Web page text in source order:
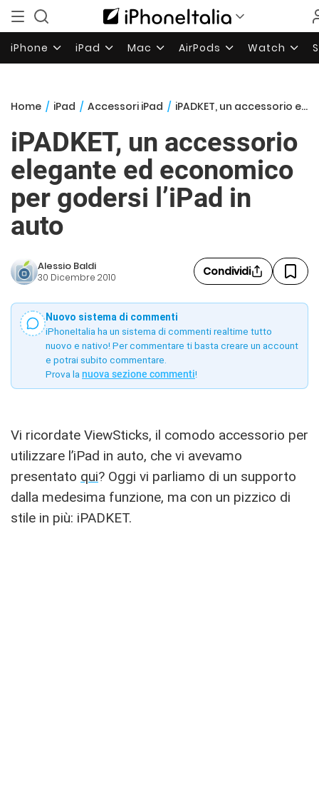
iPhone iPad Mac AirPods Watch
Home / iPad / Accessori iPad / iPADKET, un accessorio elegante ed economico per godersi l’iPad in auto
iPADKET, un accessorio
elegante ed economico
per godersi l’iPad in
auto
Alessio Baldi
30 Dicembre 2010 Condividi
Nuovo sistema di commenti
iPhoneItalia ha un sistema di commenti realtime tutto
nuovo e nativo! Per commentare ti basta creare un account
e potrai subito commentare.
Prova la nuova sezione commenti!
Vi ricordate ViewSticks, il comodo accessorio per
utilizzare l’iPad in auto, che vi avevamo
presentato qui? Oggi vi parliamo di un supporto
dalla medesima funzione, ma con un pizzico di
stile in più: iPADKET.